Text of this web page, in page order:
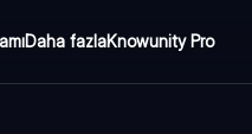
Daha fazlaKnowunity Pro